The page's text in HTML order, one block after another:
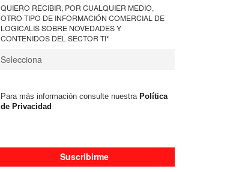
QUIERO RECIBIR, POR CUALQUIER MEDIO,
OTRO TIPO DE INFORMACIÓN COMERCIAL DE
LOGICALIS SOBRE NOVEDADES Y
CONTENIDOS DEL SECTOR TI*
Para más información consulte nuestraPolítica
de Privacidad